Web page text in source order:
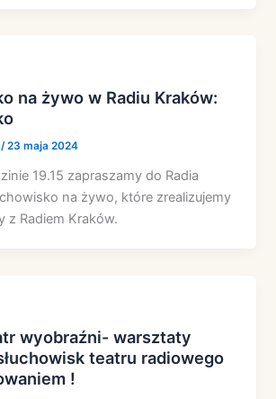
na żywo w Radiu Kraków:
/23 maja 2024
19.15 zapraszamy do Radia
na żywo, które zrealizujemy
z Radiem Kraków.
wyobraźni- warsztaty
teatru radiowego
!